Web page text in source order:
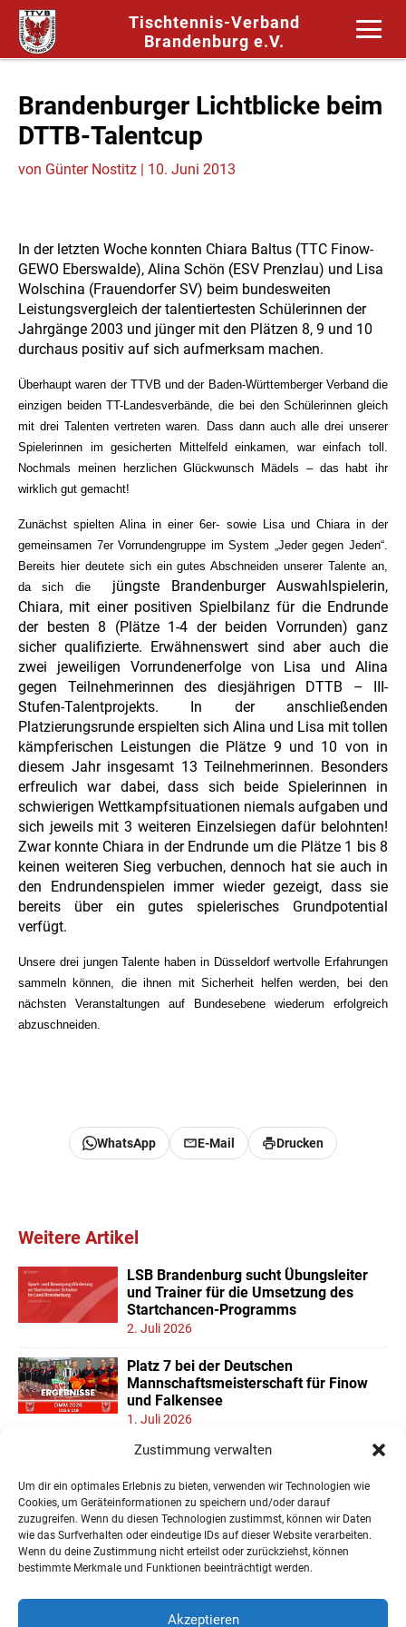
Zustimmung verwalten
Um dir ein optimales Erlebnis zu bieten, verwenden wir Technologien wie
Cookies, um Geräteinformationen zu speichern und/oder darauf
zuzugreifen. Wenn du diesen Technologien zustimmst, können wir Daten
wie das Surfverhalten oder eindeutige IDs auf dieser Website verarbeiten.
Wenn du deine Zustimmung nicht erteilst oder zurückziehst, können
bestimmte Merkmale und Funktionen beeinträchtigt werden.
Akzeptieren
Tischtennis-Verband
Brandenburg e.V.
Brandenburger Lichtblicke beim
DTTB-Talentcup
von Günter Nostitz | 10. Juni 2013
In der letzten Woche konnten Chiara Baltus (TTC Finow-
GEWO Eberswalde), Alina Schön (ESV Prenzlau) und Lisa
Wolschina (Frauendorfer SV) beim bundesweiten
Leistungsvergleich der talentiertesten Schülerinnen der
Jahrgänge 2003 und jünger mit den Plätzen 8, 9 und 10
durchaus positiv auf sich aufmerksam machen.
Überhaupt waren der TTVB und der Baden-Württemberger Verband die
einzigen beiden TT-Landesverbände, die bei den Schülerinnen gleich
mit drei Talenten vertreten waren. Dass dann auch alle drei unserer
Spielerinnen im gesicherten Mittelfeld einkamen, war einfach toll.
Nochmals meinen herzlichen Glückwunsch Mädels – das habt ihr
wirklich gut gemacht!
Zunächst spielten Alina in einer 6er- sowie Lisa und Chiara in der
gemeinsamen 7er Vorrundengruppe im System „Jeder gegen Jeden“.
Bereits hier deutete sich ein gutes Abschneiden unserer Talente an,
da sich die jüngste Brandenburger Auswahlspielerin,
Chiara, mit einer positiven Spielbilanz für die Endrunde
der besten 8 (Plätze 1-4 der beiden Vorrunden) ganz
sicher qualifizierte. Erwähnenswert sind aber auch die
zwei jeweiligen Vorrundenerfolge von Lisa und Alina
gegen Teilnehmerinnen des diesjährigen DTTB – III-
Stufen-Talentprojekts. In der anschließenden
Platzierungsrunde erspielten sich Alina und Lisa mit tollen
kämpferischen Leistungen die Plätze 9 und 10 von in
diesem Jahr insgesamt 13 Teilnehmerinnen. Besonders
erfreulich war dabei, dass sich beide Spielerinnen in
schwierigen Wettkampfsituationen niemals aufgaben und
sich jeweils mit 3 weiteren Einzelsiegen dafür belohnten!
Zwar konnte Chiara in der Endrunde um die Plätze 1 bis 8
keinen weiteren Sieg verbuchen, dennoch hat sie auch in
den Endrundenspielen immer wieder gezeigt, dass sie
bereits über ein gutes spielerisches Grundpotential
verfügt.
Unsere drei jungen Talente haben in Düsseldorf wertvolle Erfahrungen
sammeln können, die ihnen mit Sicherheit helfen werden, bei den
nächsten Veranstaltungen auf Bundesebene wiederum erfolgreich
abzuschneiden.
WhatsApp E-Mail Drucken
Weitere Artikel
LSB Brandenburg sucht Übungsleiter
und Trainer für die Umsetzung des
Startchancen-Programms
2. Juli 2026
Platz 7 bei der Deutschen
Mannschaftsmeisterschaft für Finow
und Falkensee
1. Juli 2026
Neuer Teilnehmerrekord und Finower
Landesmannschaftspokal U11/13
22. Juni 2026
« Ältere Einträge